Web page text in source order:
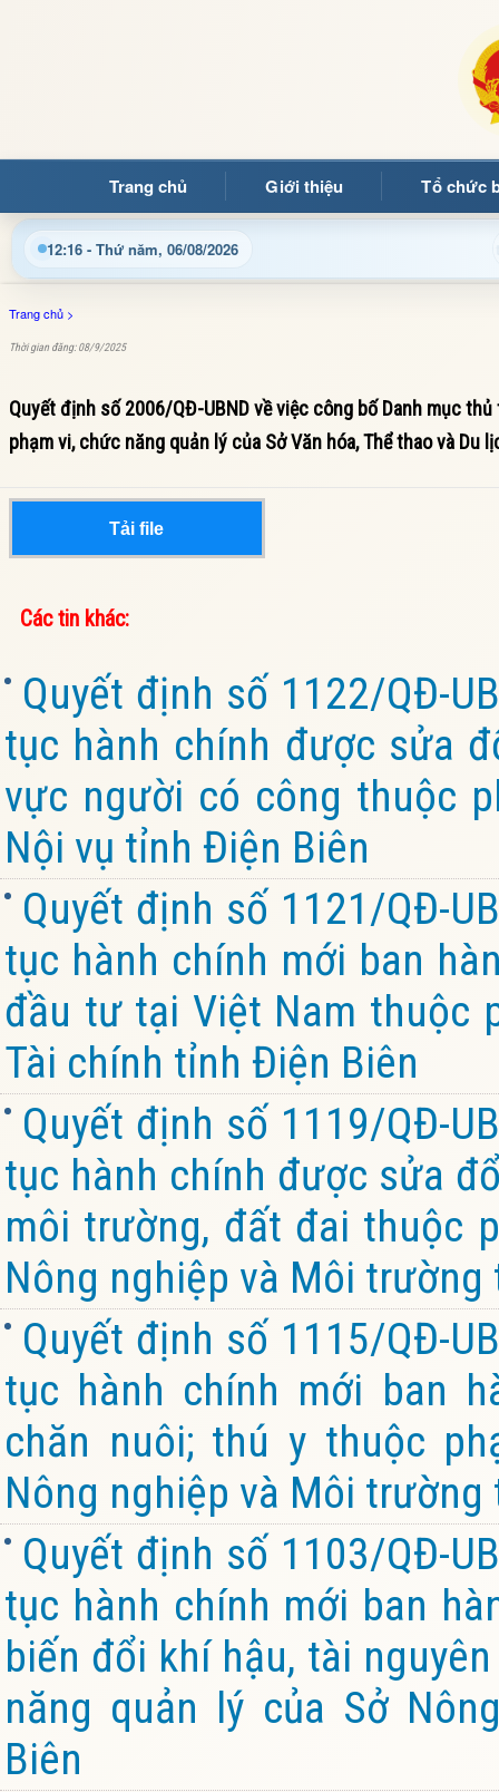
Trang chủ Giới thiệu Tổ chức
12:16 - Thứ năm, 06/08/2026
Chào mừng quý bạn đọc đến với Trang thông tin
Trang chủ >
Thời gian đăng: 08/9/2025
Quyết định số 2006/QĐ-UBND về việc công bố Danh mục
phạm vi, chức năng quản lý của Sở Văn hóa, Thể thao và Du
Tải file
Các tin khác:
Quyết định số 1122/QĐ-
tục hành chính được sửa
vực người có công thuộc
Nội vụ tỉnh Điện Biên
Quyết định số 1121/QĐ-
tục hành chính mới ban
đầu tư tại Việt Nam thuộc
Tài chính tỉnh Điện Biên
Quyết định số 1119/QĐ-
tục hành chính được sửa
môi trường, đất đai thuộc
Nông nghiệp và Môi
Quyết định số 1115/QĐ-
tục hành chính mới ban
chăn nuôi; thú y thuộc
Nông nghiệp và Môi
Quyết định số 1103/QĐ-
tục hành chính mới ban
biến đổi khí hậu, tài
năng quản lý của Sở
Biên